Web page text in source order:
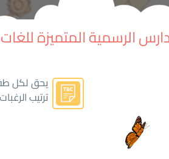
الرسمية المتميزة للغات
يحق لكل
ترتيب